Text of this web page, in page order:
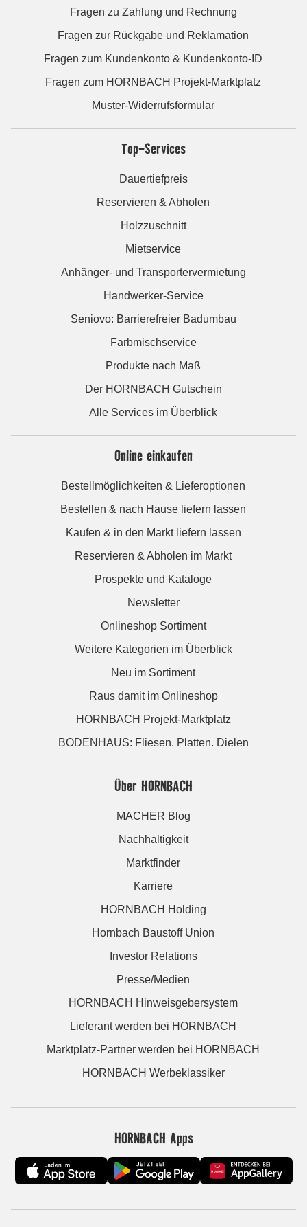
Fragen zu Zahlung und Rechnung
Fragen zur Rückgabe und Reklamation
Fragen zum Kundenkonto & Kundenkonto-ID
Fragen zum HORNBACH Projekt-Marktplatz
Muster-Widerrufsformular
Top-Services
Dauertiefpreis
Reservieren & Abholen
Holzzuschnitt
Mietservice
Anhänger- und Transportervermietung
Handwerker-Service
Seniovo: Barrierefreier Badumbau
Farbmischservice
Produkte nach Maß
Der HORNBACH Gutschein
Alle Services im Überblick
Online einkaufen
Bestellmöglichkeiten & Lieferoptionen
Bestellen & nach Hause liefern lassen
Kaufen & in den Markt liefern lassen
Reservieren & Abholen im Markt
Prospekte und Kataloge
Newsletter
Onlineshop Sortiment
Weitere Kategorien im Überblick
Neu im Sortiment
Raus damit im Onlineshop
HORNBACH Projekt-Marktplatz
BODENHAUS: Fliesen. Platten. Dielen
Über HORNBACH
MACHER Blog
Nachhaltigkeit
Marktfinder
Karriere
HORNBACH Holding
Hornbach Baustoff Union
Investor Relations
Presse/Medien
HORNBACH Hinweisgebersystem
Lieferant werden bei HORNBACH
Marktplatz-Partner werden bei HORNBACH
HORNBACH Werbeklassiker
HORNBACH Apps